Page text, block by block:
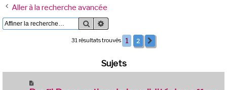
Aller à la recherche avancée
Rechercher
31 résultats trouvés 1 2
Sujets